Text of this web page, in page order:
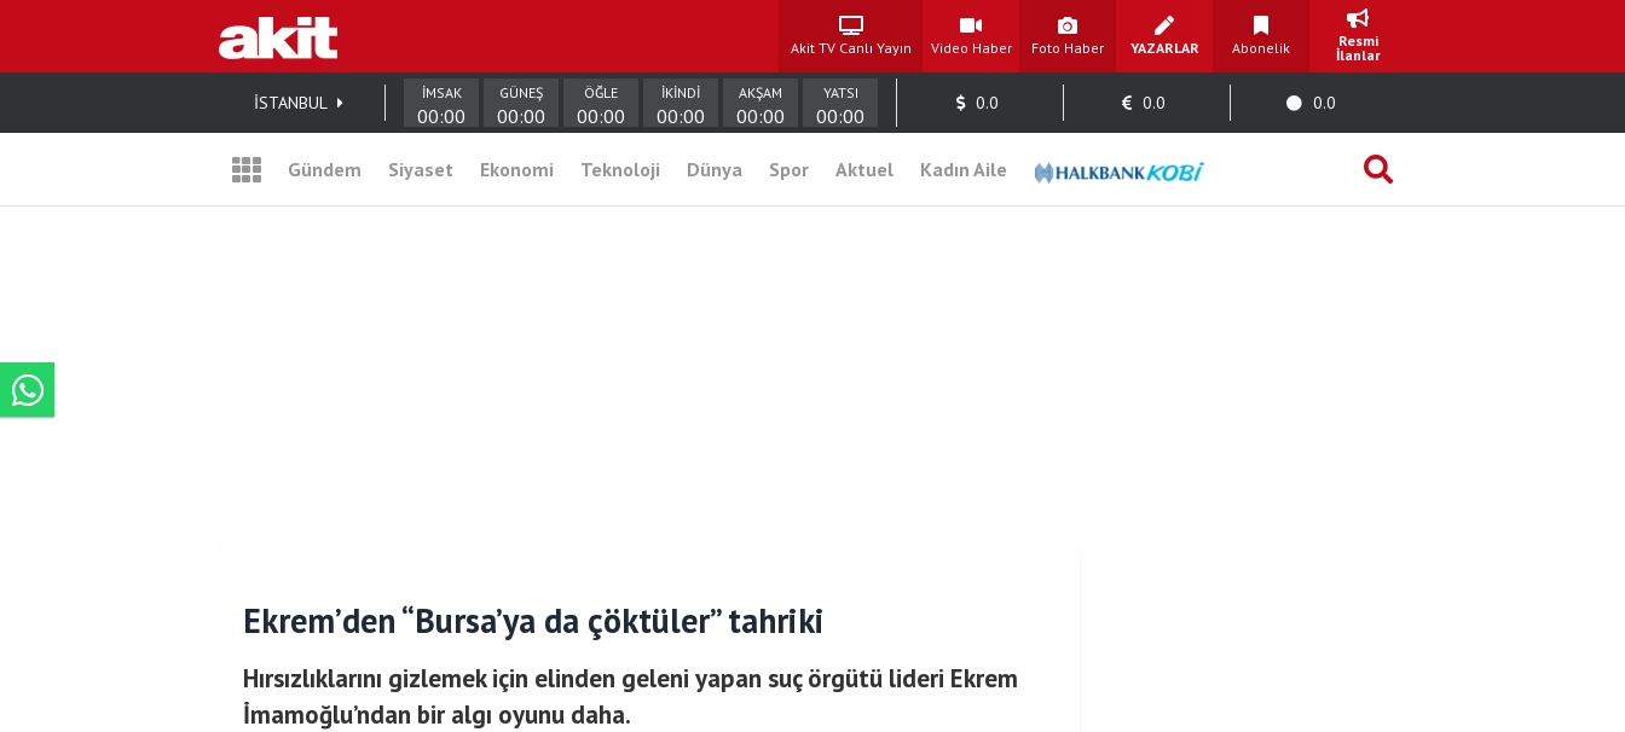
Akit TV Canlı Yayın Video Haber Foto Haber YAZARLAR Abonelik
Resmi
İlanlar
İSTANBUL İMSAK
00:00
GÜNEŞ
00:00
ÖĞLE
00:00
İKİNDİ
00:00
AKŞAM
00:00
YATSI
00:00
0.0 0.0 0.0
Gündem Siyaset Ekonomi Teknoloji Dünya Spor Aktuel Kadın Aile
Ekrem’den “Bursa’ya da çöktüler” tahriki
Hırsızlıklarını gizlemek için elinden geleni yapan suç örgütü lideri Ekrem
İmamoğlu’ndan bir algı oyunu daha.